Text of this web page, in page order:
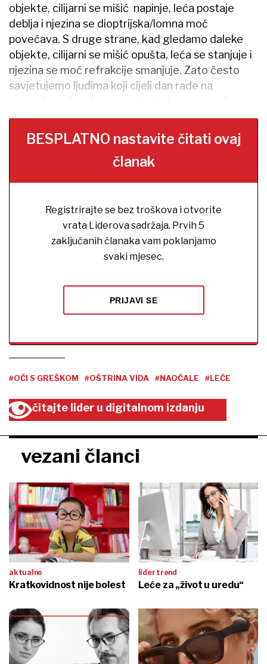
objekte, cilijarni se mišić ​ napinje, leća postaje
deblja i njezina se dioptrijska/lomna moć
povećava. S druge strane, kad gledamo daleke
objekte, cilijarni se mišić​ opušta, leća se stanjuje i
njezina se moć refrakcije smanjuje. Zato često
savjetujemo ljudima koji cijeli dan rade na
BESPLATNO nastavite čitati ovaj
članak
Registrirajte se bez troškova i otvorite
vrata Liderova sadržaja. Prvih 5
zaključanih članaka vam poklanjamo
svaki mjesec.
PRIJAVI SE
#OČI S GREŠKOM #OŠTRINA VIDA #NAOČALE #LEĆE
čitajte lider u digitalnom izdanju
vezani članci
aktualno
Kratkovidnost nije bolest
lider trend
Leće za „život u uredu“